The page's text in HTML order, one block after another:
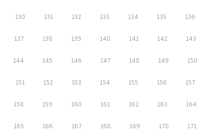
130 131 132 133 134 135 136
137 138 139 140 141 142 143
144 145 146 147 148 149 150
151 152 153 154 155 156 157
158 159 160 161 162 163 164
165 166 167 168 169 170 171